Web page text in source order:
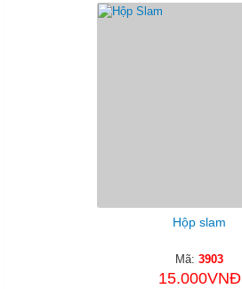
Hộp slam
Mã: 3903
15.000VNĐ